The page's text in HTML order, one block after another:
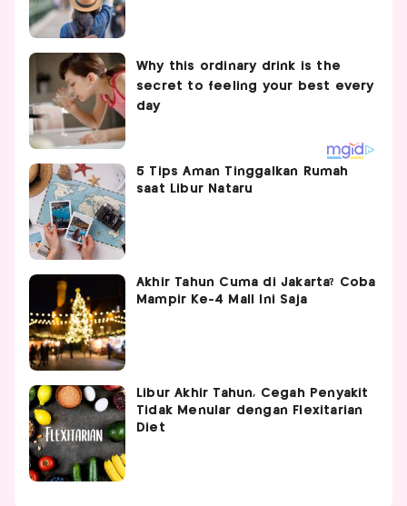
5 Tips Aman Tinggalkan Rumah
saat Libur Nataru
Akhir Tahun Cuma di Jakarta? Coba
Mampir Ke-4 Mall Ini Saja
Libur Akhir Tahun, Cegah Penyakit
Tidak Menular dengan Flexitarian
Diet